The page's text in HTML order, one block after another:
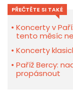
PŘEČTĚTE SI TAKÉ
Koncerty v
tento měsíc
Koncerty
Paříž Bercy:
propásnout